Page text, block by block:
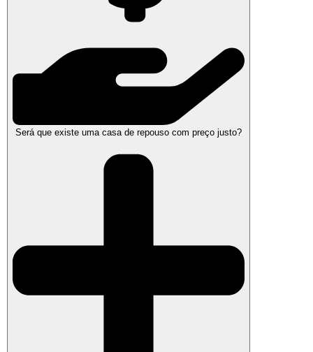
Será que existe uma casa de repouso com preço justo?